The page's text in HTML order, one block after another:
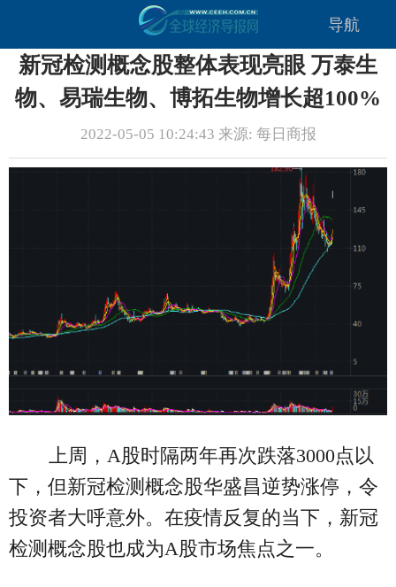
导航
新冠检测概念股整体表现亮眼 万泰生
物、易瑞生物、博拓生物增长超100%
2022-05-05 10:24:43 来源: 每日商报
上周，A股时隔两年再次跌落3000点以
下，但新冠检测概念股华盛昌逆势涨停，令
投资者大呼意外。在疫情反复的当下，新冠
检测概念股也成为A股市场焦点之一。